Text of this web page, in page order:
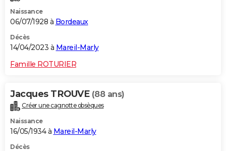
Naissance
06/07/1928 à Bordeaux
Décès
14/04/2023 à Mareil-Marly
Famille ROTURIER
Jacques TROUVE (88 ans)
Créer une cagnotte obsèques
Naissance
16/05/1934 à Mareil-Marly
Décès